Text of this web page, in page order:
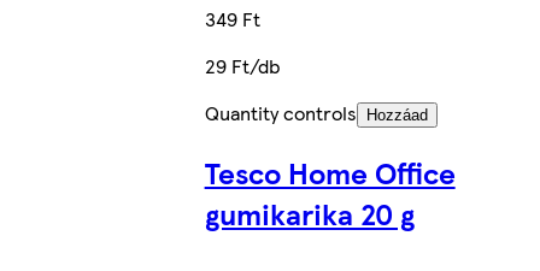
349 Ft
29 Ft/db
Quantity controls
Hozzáad
Tesco Home Office
gumikarika 20 g